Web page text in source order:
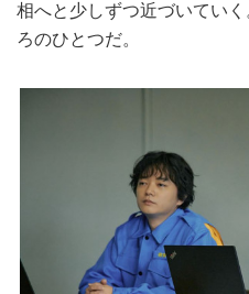
相へと少しずつ近づいてい
ろのひとつだ。